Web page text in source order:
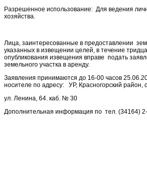
Разрешенное использование: Для ведения
хозяйства.
Лица, заинтересованные в предоставлении
указанных в извещении целей, в течение
опубликования извещения вправе подать
земельного участка в аренду.
Заявления принимаются до 16-00 часов
носителе по адресу: УР, Красногорский район,
ул. Ленина, 64. каб. № 30
Дополнительная информация по тел. (34164)